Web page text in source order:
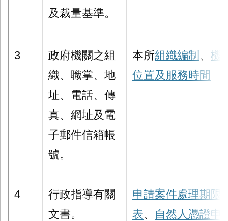
及裁量基準。
3
政府機關之組
織、職掌、地
址、電話、傳
真、網址及電
子郵件信箱帳
號。
本所組織編制 、 機
位置及服務時間
4
行政指導有關
文書。
申請案件處理期限
表、
自然人憑證申